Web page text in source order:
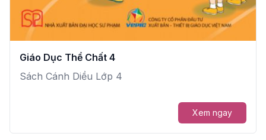
Giáo Dục Thể Chất 4
Sách Cánh Diều Lớp 4
Xem ngay